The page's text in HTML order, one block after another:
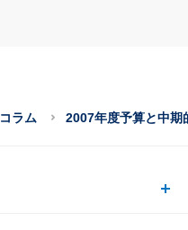
コラム 2007年度予算と中期